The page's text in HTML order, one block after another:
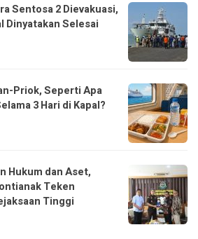
Sentosa 2 Dievakuasi,
Dinyatakan Selesai
Priok, Seperti Apa
3 Hari di Kapal?
Hukum dan Aset,
Teken
Tinggi